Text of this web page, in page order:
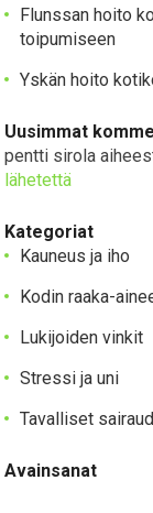
Flunssan hoito
toipumiseen
Yskän hoito
Uusimmat
pentti sirola
lähetettä
Kategoriat
Kauneus ja iho
Kodin raaka-
Lukijoiden vinkit
Stressi ja uni
Tavalliset
Avainsanat